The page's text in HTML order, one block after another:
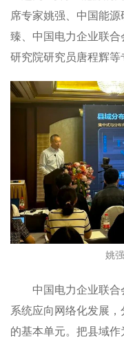
席专家姚强、中国能
臻、中国电力企业联
研究院研究员唐程辉等
姚
中国电力企业联
系统应向网络化发展
的基本单元。把县域